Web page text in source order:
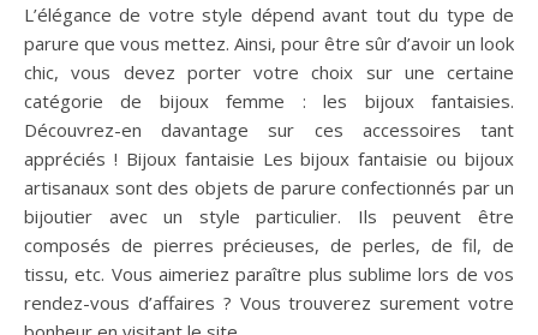
L’élégance de votre style dépend avant tout du type de
parure que vous mettez. Ainsi, pour être sûr d’avoir un look
chic, vous devez porter votre choix sur une certaine
catégorie de bijoux femme : les bijoux fantaisies.
Découvrez-en davantage sur ces accessoires tant
appréciés ! Bijoux fantaisie Les bijoux fantaisie ou bijoux
artisanaux sont des objets de parure confectionnés par un
bijoutier avec un style particulier. Ils peuvent être
composés de pierres précieuses, de perles, de fil, de
tissu, etc. Vous aimeriez paraître plus sublime lors de vos
rendez-vous d’affaires ? Vous trouverez surement votre